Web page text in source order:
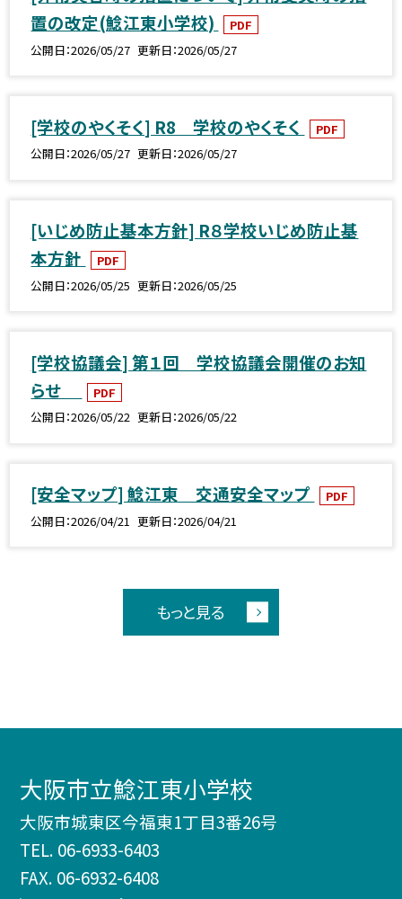
置の改定(鯰江東小学校)
PDF
公開日 2026/05/27 更新日 2026/05/27
[学校のやくそく] R8 学校のやくそく
PDF
公開日 2026/05/27 更新日 2026/05/27
[いじめ防止基本方針] R８学校いじめ防止基
本方針
PDF
公開日 2026/05/25 更新日 2026/05/25
[学校協議会] 第１回 学校協議会開催のお知
らせ
PDF
公開日 2026/05/22 更新日 2026/05/22
[安全マップ] 鯰江東 交通安全マップ
PDF
公開日 2026/04/21 更新日 2026/04/21
もっと見る
大阪市立鯰江東小学校
大阪市城東区今福東1丁目3番26号
TEL. 06-6933-6403
FAX. 06-6932-6408